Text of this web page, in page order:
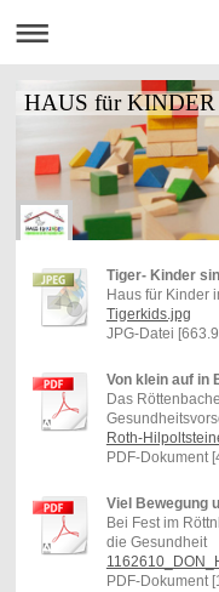
HAUS für KINDER
Tiger- Kinder
Haus für Kinder
Tigerkids.jpg
JPG-Datei
Von klein auf in
Das
Roth-
PDF-Dokument
Viel Bewegung
Bei Fest im
die Gesundheit
PDF-Dokument